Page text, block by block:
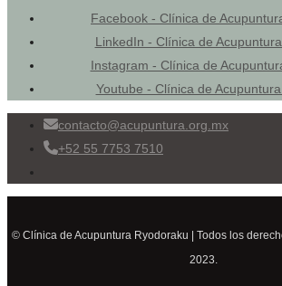
Facebook - Clínica de
LinkedIn - Clínica de
Instagram - Clínica de
Youtube - Clínica de
contacto@acupuntura.org.mx
+52 55 7753 7510
© Clínica de Acupuntura Ryodoraku | Todos los
2023.